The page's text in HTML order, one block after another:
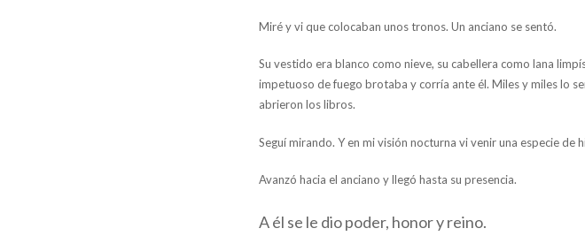
Miré y vi que colocaban unos tronos. Un anciano se sentó.
Su vestido era blanco como nieve, su cabellera como lana
impetuoso de fuego brotaba y corría ante él. Miles y miles lo
abrieron los libros.
Seguí mirando. Y en mi visión nocturna vi venir una especie de
Avanzó hacia el anciano y llegó hasta su presencia.
A él se le dio poder, honor y reino.